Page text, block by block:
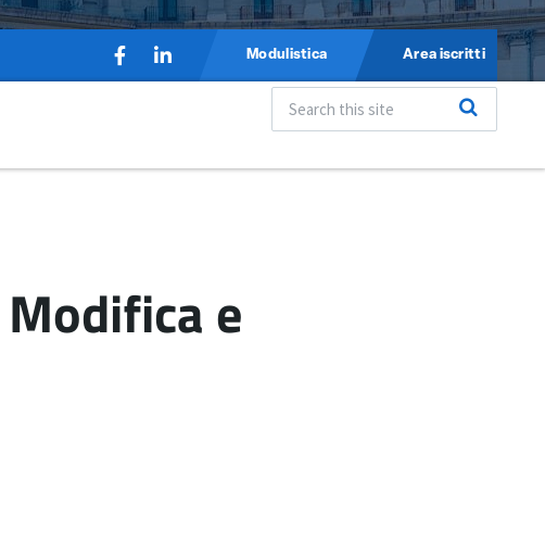
Modulistica Area iscritti
e